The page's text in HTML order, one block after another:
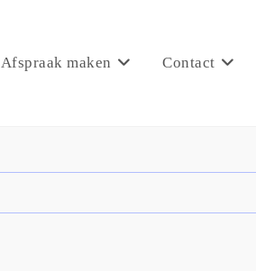
Afspraak maken Contact